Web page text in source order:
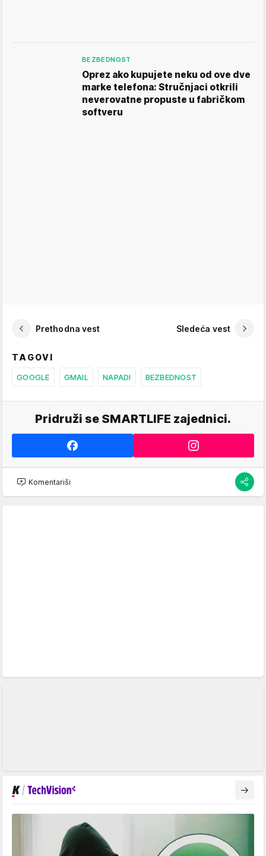
BEZBEDNOST
Oprez ako kupujete neku od ove dve
marke telefona: Stručnjaci otkrili
neverovatne propuste u fabričkom
softveru
Prethodna vest Sledeća vest
TAGOVI
GOOGLE GMAIL NAPADI BEZBEDNOST
Pridruži se SMARTLIFE zajednici.
Komentariši